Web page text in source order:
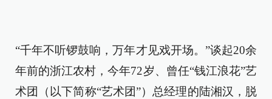
“千年不听锣鼓响，万年才见戏开场。”谈起20余
年前的浙江农村，今年72岁、曾任“钱江浪花”艺
术团（以下简称“艺术团”）总经理的陆湘汉，脱